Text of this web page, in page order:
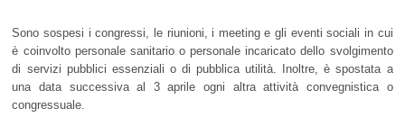
Sono sospesi i congressi, le riunioni, i meeting e gli eventi sociali in cui
è coinvolto personale sanitario o personale incaricato dello svolgimento
di servizi pubblici essenziali o di pubblica utilità. Inoltre, è spostata a
una data successiva al 3 aprile ogni altra attività convegnistica o
congressuale.